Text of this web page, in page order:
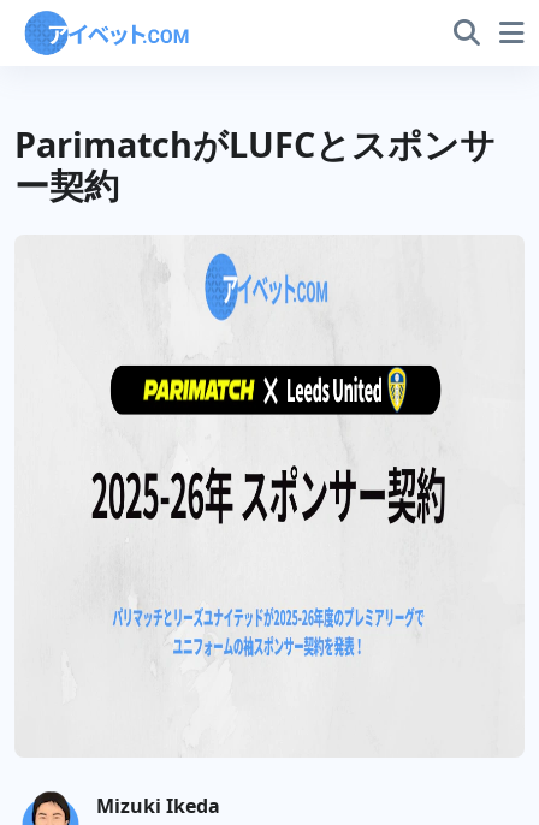
ParimatchがLUFCとスポンサ
ー契約
Mizuki Ikeda